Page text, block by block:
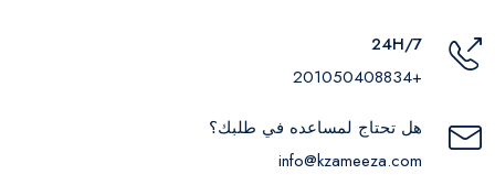
24H/7
+201050408834
هل تحتاج لمساعده في طلبك؟
info@kzameeza.com